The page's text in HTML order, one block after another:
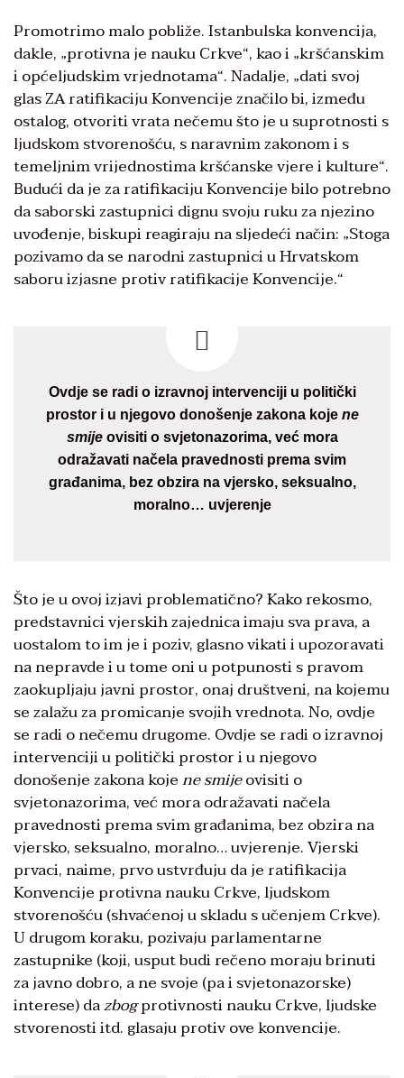
Promotrimo malo pobliže. Istanbulska konvencija,
dakle, „protivna je nauku Crkve“, kao i „kršćanskim
i općeljudskim vrjednotama“. Nadalje, „dati svoj
glas ZA ratifikaciju Konvencije značilo bi, između
ostalog, otvoriti vrata nečemu što je u suprotnosti s
ljudskom stvorenošću, s naravnim zakonom i s
temeljnim vrijednostima kršćanske vjere i kulture“.
Budući da je za ratifikaciju Konvencije bilo potrebno
da saborski zastupnici dignu svoju ruku za njezino
uvođenje, biskupi reagiraju na sljedeći način: „Stoga
pozivamo da se narodni zastupnici u Hrvatskom
saboru izjasne protiv ratifikacije Konvencije.“
Ovdje se radi o izravnoj intervenciji u politički
prostor i u njegovo donošenje zakona koje ne
smije ovisiti o svjetonazorima, već mora
odražavati načela pravednosti prema svim
građanima, bez obzira na vjersko, seksualno,
moralno… uvjerenje
Što je u ovoj izjavi problematično? Kako rekosmo,
predstavnici vjerskih zajednica imaju sva prava, a
uostalom to im je i poziv, glasno vikati i upozoravati
na nepravde i u tome oni u potpunosti s pravom
zaokupljaju javni prostor, onaj društveni, na kojemu
se zalažu za promicanje svojih vrednota. No, ovdje
se radi o nečemu drugome. Ovdje se radi o izravnoj
intervenciji u politički prostor i u njegovo
donošenje zakona kojene smijeovisiti o
svjetonazorima, već mora odražavati načela
pravednosti prema svim građanima, bez obzira na
vjersko, seksualno, moralno… uvjerenje. Vjerski
prvaci, naime, prvo ustvrđuju da je ratifikacija
Konvencije protivna nauku Crkve, ljudskom
stvorenošću (shvaćenoj u skladu s učenjem Crkve).
U drugom koraku, pozivaju parlamentarne
zastupnike (koji, usput budi rečeno moraju brinuti
za javno dobro, a ne svoje (pa i svjetonazorske)
interese) dazbogprotivnosti nauku Crkve, ljudske
stvorenosti itd. glasaju protiv ove konvencije.